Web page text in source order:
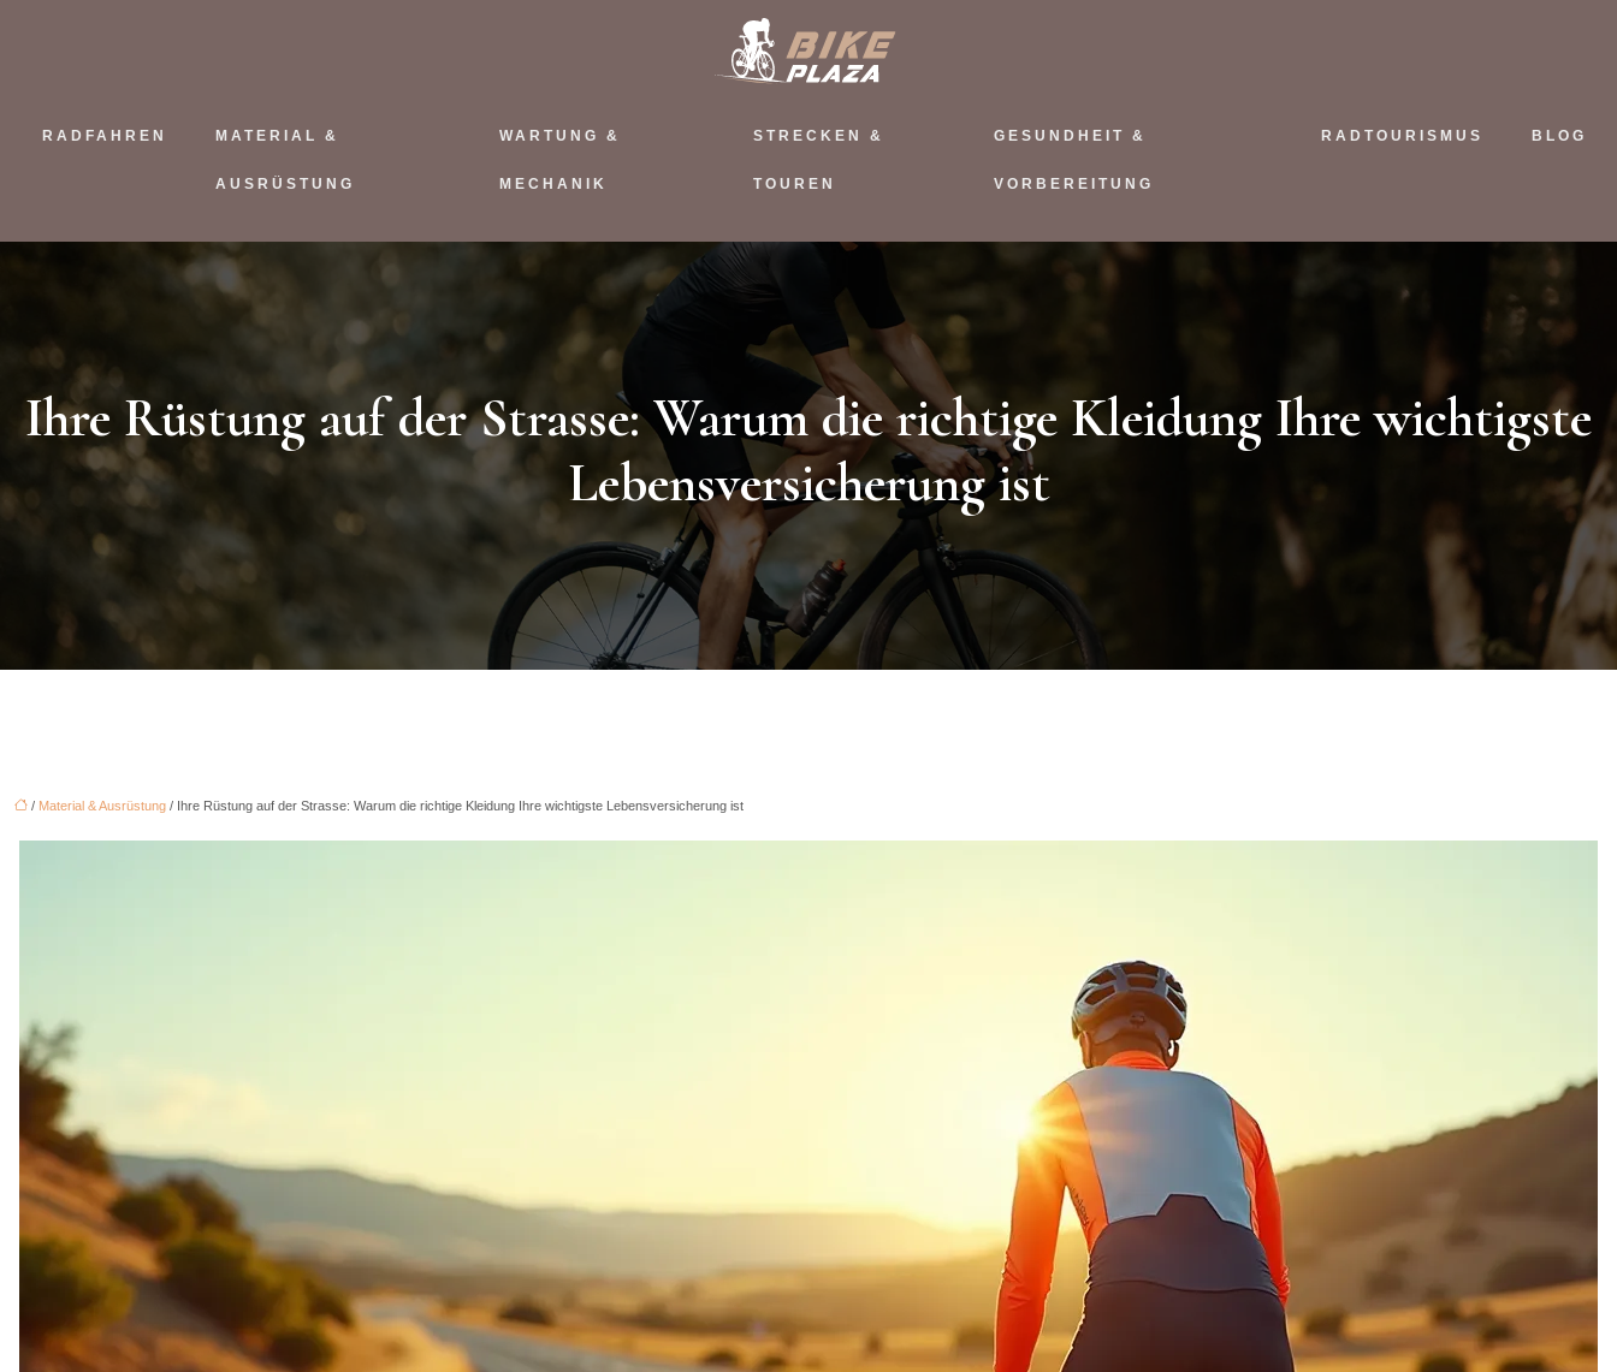
RADFAHREN MATERIAL &
AUSRÜSTUNG
WARTUNG &
MECHANIK
STRECKEN &
TOUREN
GESUNDHEIT &
VORBEREITUNG
RADTOURISMUS BLOG
Ihre Rüstung auf der Strasse: Warum die richtige Kleidung Ihre wichtigste
Lebensversicherung ist
/ Material & Ausrüstung / Ihre Rüstung auf der Strasse: Warum die richtige Kleidung Ihre wichtigste Lebensversicherung ist